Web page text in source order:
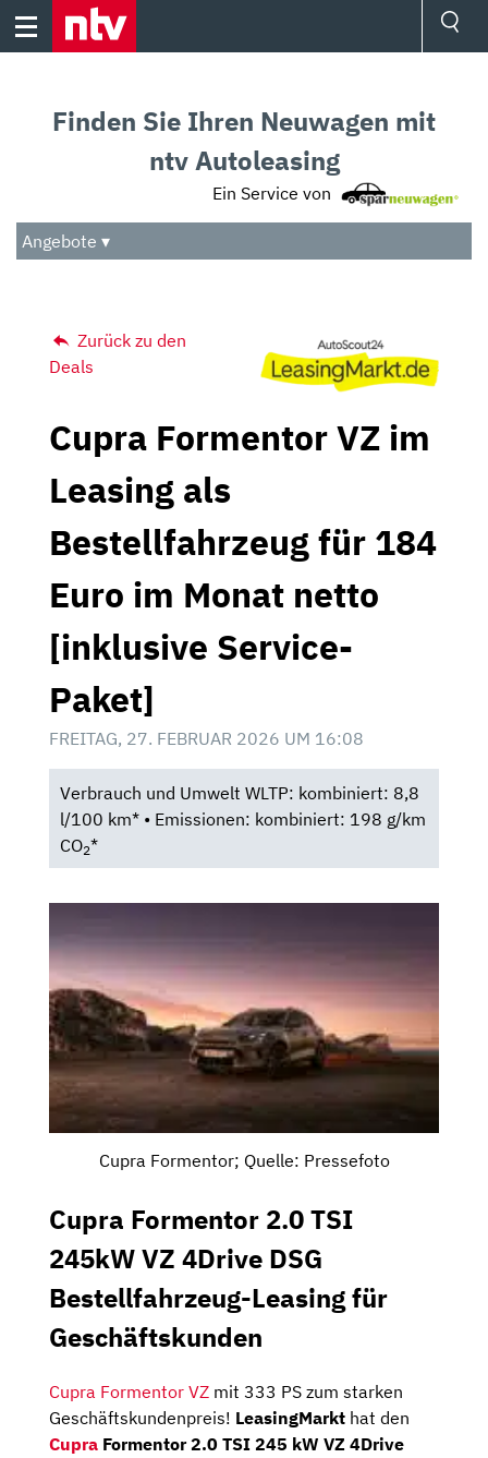
Skip
Audio
Das Beste
Finden Sie Ihren Neuwagen mit
ntv Autoleasing
Ein Service von
Angebote ▾
Zurück zu den
Deals
Cupra Formentor VZ im
Leasing als
Bestellfahrzeug für 184
Euro im Monat netto
[inklusive Service-
Paket]
FREITAG, 27. FEBRUAR 2026 UM 16:08
Verbrauch und Umwelt WLTP: kombiniert: 8,8
l/100 km* • Emissionen: kombiniert: 198 g/km
CO2*
Cupra Formentor; Quelle: Pressefoto
Cupra Formentor 2.0 TSI
245kW VZ 4Drive DSG
Bestellfahrzeug-Leasing für
Geschäftskunden
Cupra Formentor VZ mit 333 PS zum starken
Geschäftskundenpreis! LeasingMarkt hat den
Cupra Formentor 2.0 TSI 245 kW VZ 4Drive